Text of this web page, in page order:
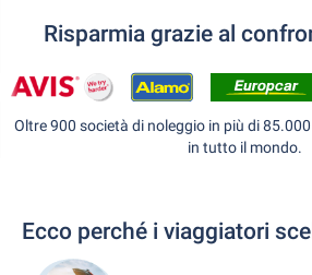
Risparmia grazie al
Oltre 900 società di noleggio in più di
in tutto il mondo.
Ecco perché i viaggiatori